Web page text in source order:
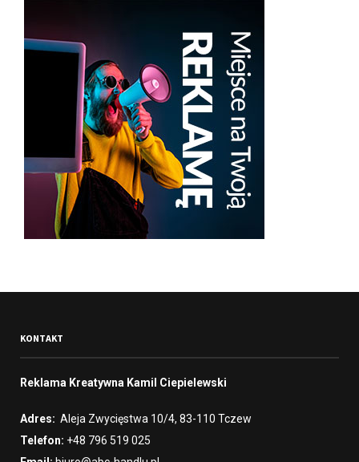
KONTAKT
Reklama Kreatywna Kamil Ciepielewski
Adres: Aleja Zwycięstwa 10/4, 83-110 Tczew
Telefon: +48 796 519 025